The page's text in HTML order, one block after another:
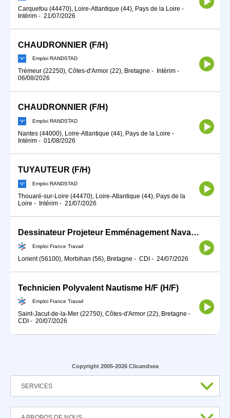
Carquefou (44470), Loire-Atlantique (44), Pays de la Loire -
Intérim - 21/07/2026
CHAUDRONNIER (F/H)
Emploi RANDSTAD
Trémeur (22250), Côtes-d'Armor (22), Bretagne - Intérim -
06/08/2026
CHAUDRONNIER (F/H)
Emploi RANDSTAD
Nantes (44000), Loire-Atlantique (44), Pays de la Loire -
Intérim - 01/08/2026
TUYAUTEUR (F/H)
Emploi RANDSTAD
Thouaré-sur-Loire (44470), Loire-Atlantique (44), Pays de la
Loire - Intérim - 21/07/2026
Dessinateur Projeteur Emménagement Naval H/F (H/F)
Emploi France Travail
Lorient (56100), Morbihan (56), Bretagne - CDI - 24/07/2026
Technicien Polyvalent Nautisme H/F (H/F)
Emploi France Travail
Saint-Jacut-de-la-Mer (22750), Côtes-d'Armor (22), Bretagne -
CDI - 20/07/2026
Copyright 2005-2026 Clicandsea
SERVICES